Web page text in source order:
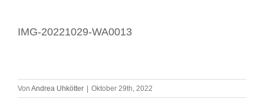
IMG-20221029-WA0013
Von Andrea Uhkötter | Oktober 29th, 2022